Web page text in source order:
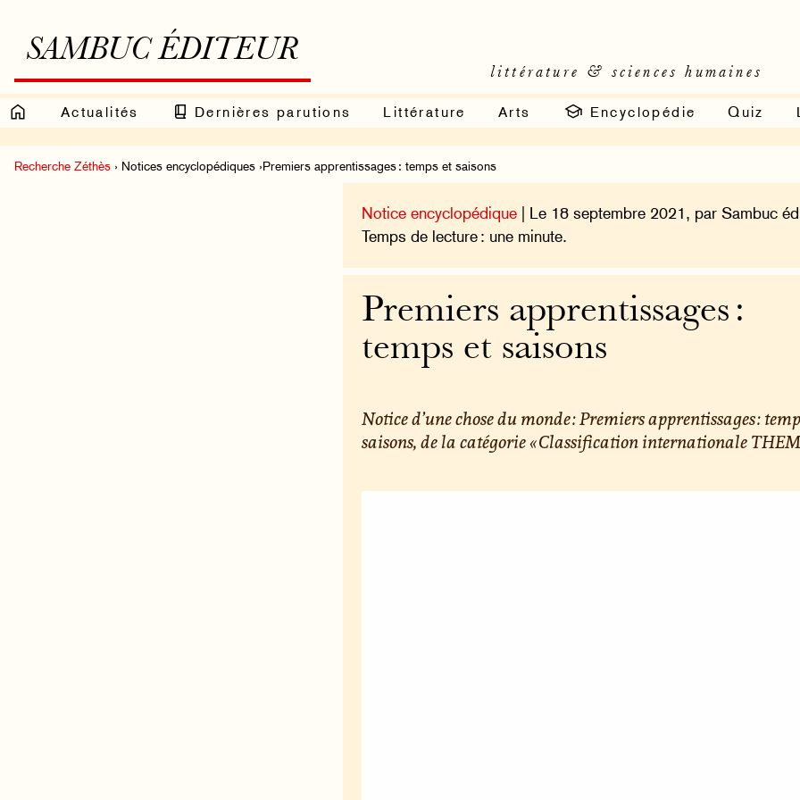
SAMBUC ÉDITEUR
littérature & sciences humaines
Actualités Dernières parutions Littérature Arts Encyclopédie Quiz
Recherche Zéthès › Notices encyclopédiques ›Premiers apprentissages : temps et saisons
Notice encyclopédique | Le 18 septembre 2021, par Sambuc
Temps de lecture : une minute.
Premiers apprentissages :
temps et saisons
Notice d’une chose du monde : Premiers apprentissages :
saisons, de la catégorie « Classification internationale